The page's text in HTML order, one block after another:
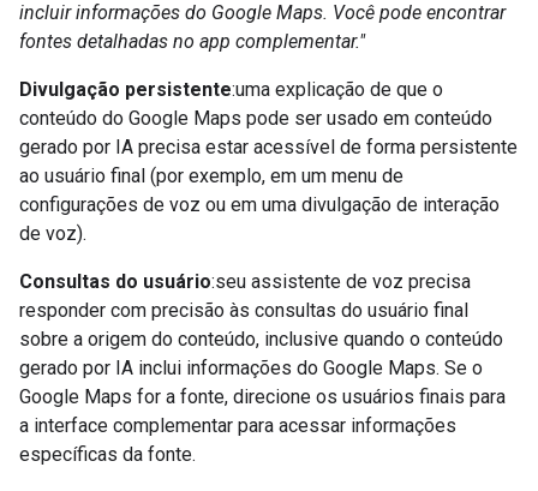
incluir informações do Google Maps. Você pode encontrar
fontes detalhadas no app complementar."
Divulgação persistente:uma explicação de que o
conteúdo do Google Maps pode ser usado em conteúdo
gerado por IA precisa estar acessível de forma persistente
ao usuário final (por exemplo, em um menu de
configurações de voz ou em uma divulgação de interação
de voz).
Consultas do usuário:seu assistente de voz precisa
responder com precisão às consultas do usuário final
sobre a origem do conteúdo, inclusive quando o conteúdo
gerado por IA inclui informações do Google Maps. Se o
Google Maps for a fonte, direcione os usuários finais para
a interface complementar para acessar informações
específicas da fonte.